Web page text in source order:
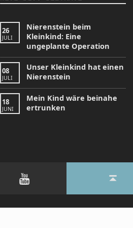
26
JULI
Nierenstein beim
Kleinkind: Eine
ungeplante Operation
08
JULI
Unser Kleinkind hat einen
Nierenstein
18
JUNI
Mein Kind wäre beinahe
ertrunken
Back to top ↑